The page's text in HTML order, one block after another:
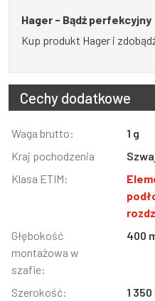
Hager - Bądź perfekcyjny
Kup produkt Hager i
Cechy dodatkowe
Informacja
Wartość
Waga brutto:
1 g
Kraj pochodzenia
Klasa ETIM:
Głębokość
montażowa w
szafie:
400
Szerokość:
1